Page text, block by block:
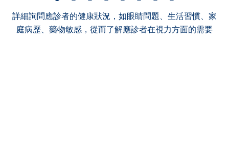
詳細詢問應診者的健康狀況，如眼睛問題、生活習慣、家
庭病歷、藥物敏感，從而了解應診者在視力方面的需要